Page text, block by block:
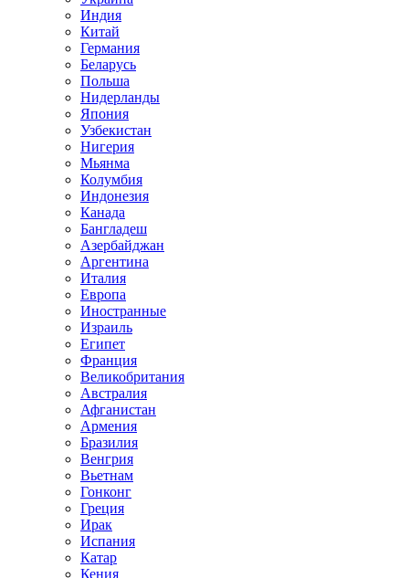
Индия
Китай
Германия
Беларусь
Польша
Нидерланды
Япония
Узбекистан
Нигерия
Мьянма
Колумбия
Индонезия
Канада
Бангладеш
Азербайджан
Аргентина
Италия
Европа
Иностранные
Израиль
Египет
Франция
Великобритания
Австралия
Афганистан
Армения
Бразилия
Венгрия
Вьетнам
Гонконг
Греция
Ирак
Испания
Катар
Кения